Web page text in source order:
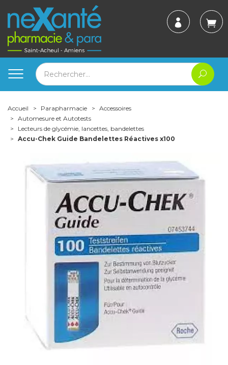
Accueil Parapharmacie
Accessoires
Automesure et Autotests
Lecteurs de glycémie, lancettes, bandelettes
Accu-Chek Guide Bandelettes Réactives x100